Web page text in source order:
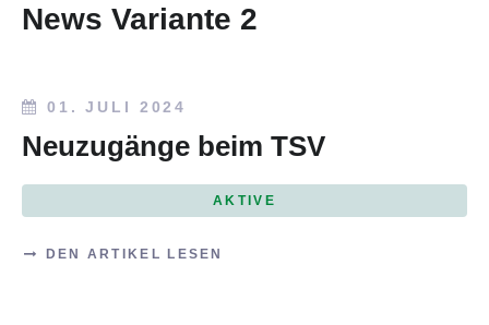
News Variante 2
01. JULI 2024
Neuzugänge beim TSV
AKTIVE
DEN ARTIKEL LESEN